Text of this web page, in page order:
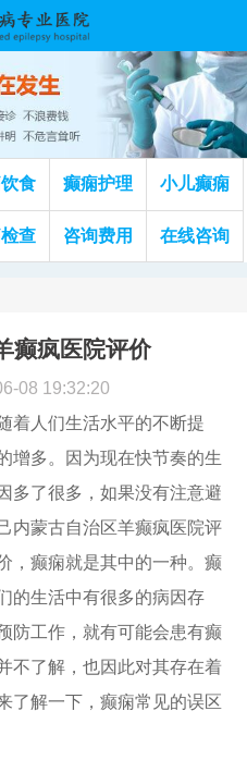
食 癫痫护理 小儿癫痫
查 咨询费用 在线咨询
癫疯医院评价
08 19:32:20
人们生活水平的不断提
增多。因为现在快节奏的生
多了很多，如果没有注意避
内蒙古自治区羊癫疯医院评
，癫痫就是其中的一种。癫
的生活中有很多的病因存
防工作，就有可能会患有癫
不了解，也因此对其存在着
了解一下，癫痫常见的误区